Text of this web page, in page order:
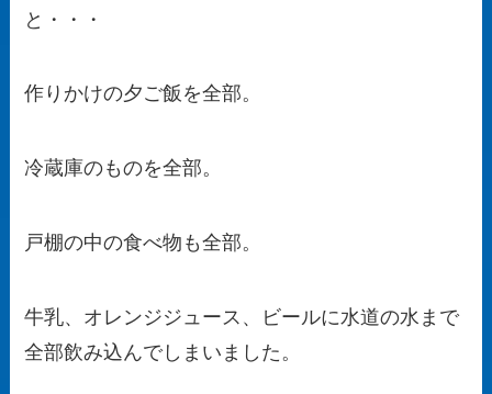
と・・・
作りかけの夕ご飯を全部。
冷蔵庫のものを全部。
戸棚の中の食べ物も全部。
牛乳、オレンジジュース、ビールに水道の水まで
全部飲み込んでしまいました。